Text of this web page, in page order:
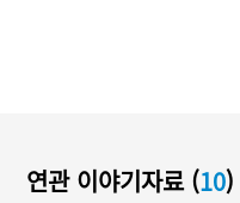
연관 이야기자료 (10)